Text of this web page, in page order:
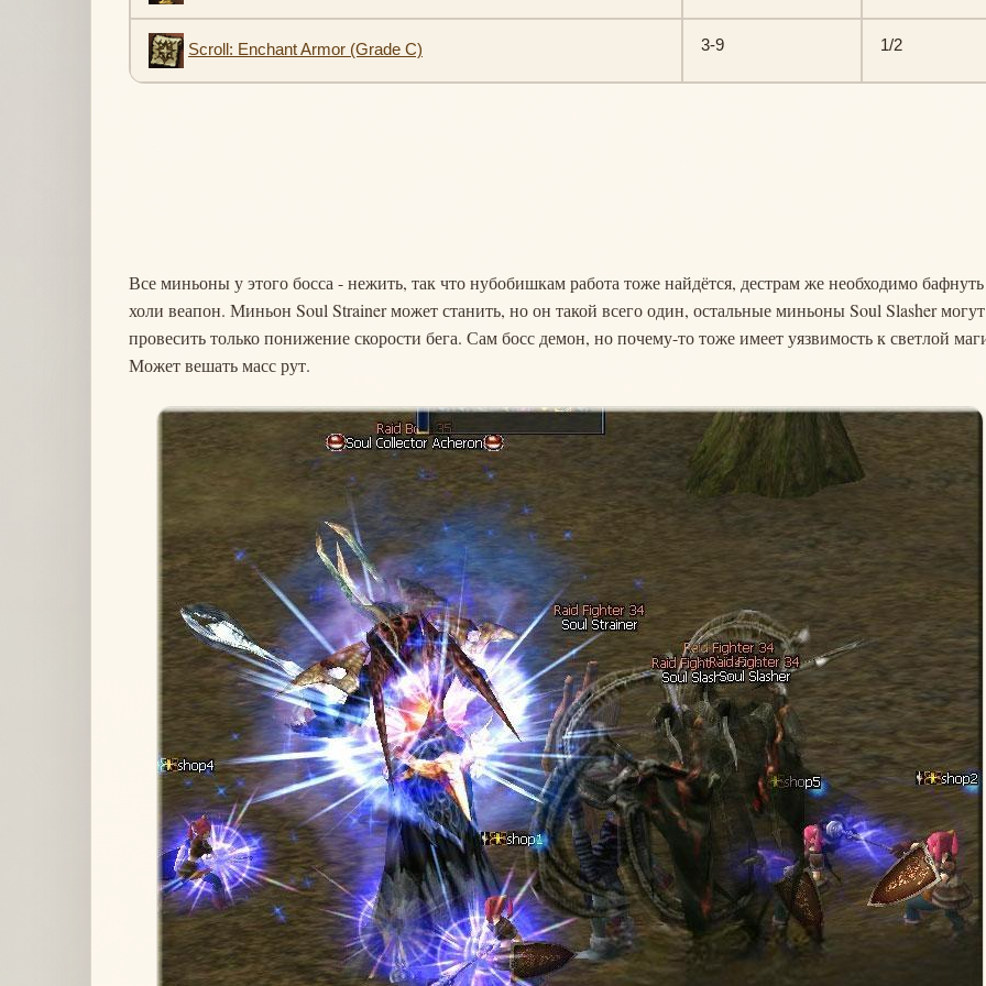
Scroll: Enchant Armor (Grade C) 3-9 1/2
Все миньоны у этого босса - нежить, так что нубобишкам работа тоже найдётся, дестрам же необходимо бафнуть
холи веапон. Миньон Soul Strainer может станить, но он такой всего один, остальные миньоны Soul Slasher могут
провесить только понижение скорости бега. Сам босс демон, но почему-то тоже имеет уязвимость к светлой
Может вешать масс рут.